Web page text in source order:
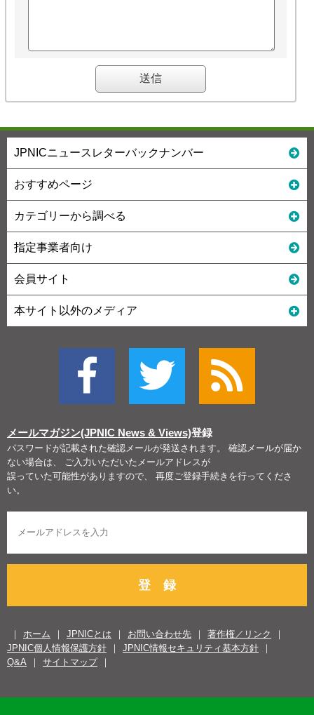
JPNICニュースレターバックナンバー
おすすめページ
カテゴリーから調べる
指定事業者向け
会員サイト
本サイト以外のメディア
メールマガジン(JPNIC News & Views)登録
パスワードが記載された確認メールが発送されます。 確認メールが届か
ない場合は、 ご入力いただいたメールアドレスが
誤っていた可能性がありますので、 再度ご登録手続きを行ってくださ
い。
登 録
ホーム JPNICとは お問い合わせ先
著作権／リンク
JPNIC個人情報保護方針
JPNIC情報セキュリティ基本方針
Q&A
サイトマップ